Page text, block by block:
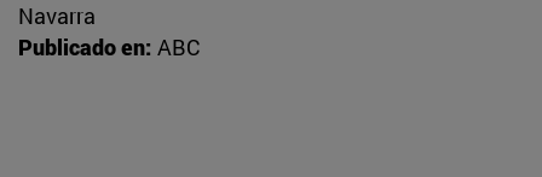
Navarra
Publicado en: ABC